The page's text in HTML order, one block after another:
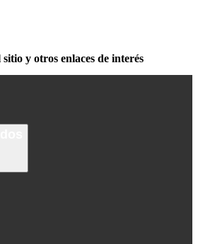
y otros enlaces de interés